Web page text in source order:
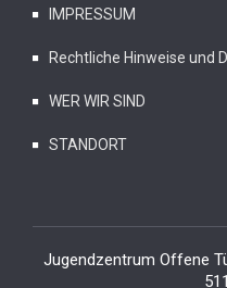
IMPRESSUM
Rechtliche Hinweise und
WER WIR SIND
STANDORT
Jugendzentrum Offene